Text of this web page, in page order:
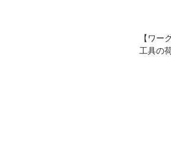
【ワー
工具の